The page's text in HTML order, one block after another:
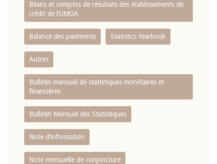
Bilans et comptes de résultats des établissements de
crédit de l‘UMOA
Balance des paiements Statistics Yearbook
Autres
Bulletin mensuel de statistiques monétaires et
financières
Bulletin Mensuel des Statistiques
Note d’information
Note mensuelle de conjoncture